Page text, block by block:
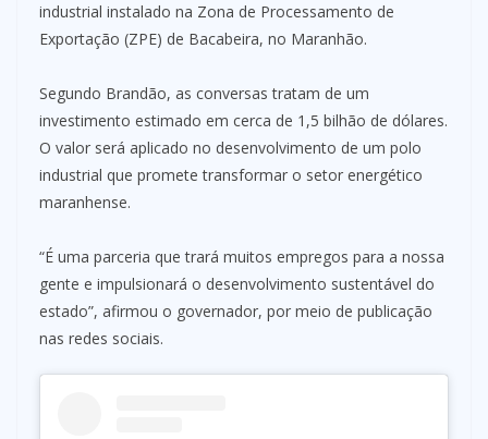
industrial instalado na Zona de Processamento de
Exportação (ZPE) de Bacabeira, no Maranhão.
Segundo Brandão, as conversas tratam de um
investimento estimado em cerca de 1,5 bilhão de dólares.
O valor será aplicado no desenvolvimento de um polo
industrial que promete transformar o setor energético
maranhense.
“É uma parceria que trará muitos empregos para a nossa
gente e impulsionará o desenvolvimento sustentável do
estado”, afirmou o governador, por meio de publicação
nas redes sociais.